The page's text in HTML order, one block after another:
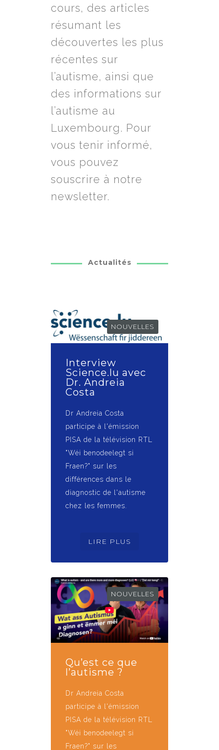
cours, des articles
résumant les
découvertes les plus
récentes sur
l’autisme, ainsi que
des informations sur
l’autisme au
Luxembourg. Pour
vous tenir informé,
vous pouvez
souscrire à notre
newsletter.
Actualités
NOUVELLES
Interview
Science.lu avec
Dr. Andreia
Costa
Dr Andreia Costa
participe à l'émission
PISA de la télévision RTL
"Wéi benodeelegt si
Fraen?" sur les
différences dans le
diagnostic de l'autisme
chez les femmes.
NOUVELLES
Qu’est ce que
l’autisme ?
Dr Andreia Costa
participe à l'émission
PISA de la télévision RTL
"Wéi benodeelegt si
Fraen?" sur les